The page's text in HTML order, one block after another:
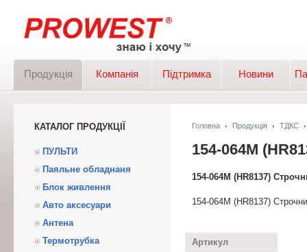
Продукція Компанія Підтримка Новини
КАТАЛОГ ПРОДУКЦІЇ
ПУЛЬТИ
Паяльне обладнаня
Блок живлення
Авто аксесуари
Антена
Термотрубка
Головна Продукція ТДКС
154-064M
154-064M (HR8137)
154-064M (HR8137)
Артикул